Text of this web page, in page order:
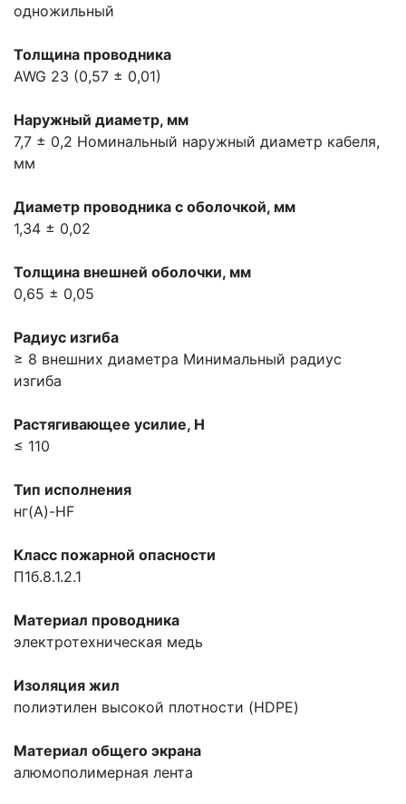
одножильный
Толщина проводника
AWG 23 (0,57 ± 0,01)
Наружный диаметр, мм
7,7 ± 0,2 Номинальный наружный диаметр кабеля,
мм
Диаметр проводника с оболочкой, мм
1,34 ± 0,02
Толщина внешней оболочки, мм
0,65 ± 0,05
Радиус изгиба
≥ 8 внешних диаметра Минимальный радиус
изгиба
Растягивающее усилие, H
≤ 110
Тип исполнения
нг(A)-HF
Класс пожарной опасности
П1б.8.1.2.1
Материал проводника
электротехническая медь
Изоляция жил
полиэтилен высокой плотности (HDPE)
Материал общего экрана
алюмополимерная лента